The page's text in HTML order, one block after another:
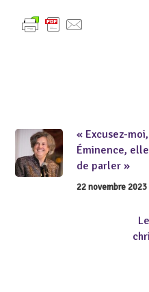
« Excusez-
Éminence,
de parler »
22 novembre 2023